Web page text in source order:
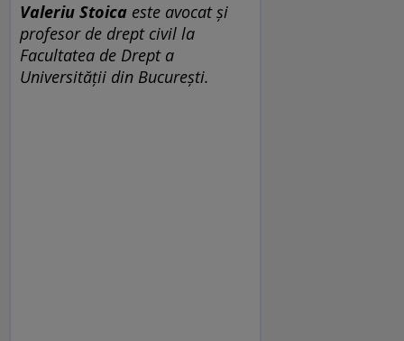
Valeriu Stoica este avocat și
profesor de drept civil la
Facultatea de Drept a
Universității din București.